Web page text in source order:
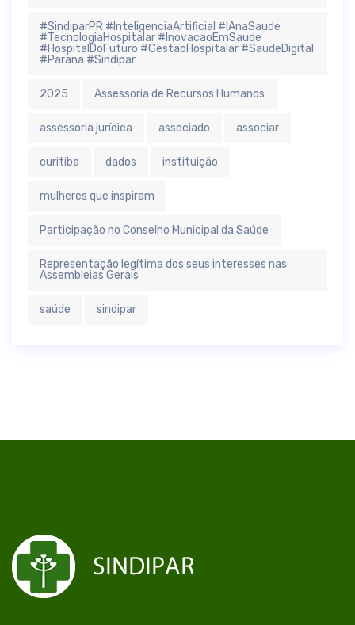
#SindiparPR #InteligenciaArtificial #IAnaSaude
#TecnologiaHospitalar #InovacaoEmSaude
#HospitalDoFuturo #GestaoHospitalar #SaudeDigital
#Parana #Sindipar
2025 Assessoria de Recursos Humanos
assessoria jurídica associado associar
curitiba dados instituição
mulheres que inspiram
Participação no Conselho Municipal da Saúde
Representação legítima dos seus interesses nas
Assembleias Gerais
saúde sindipar